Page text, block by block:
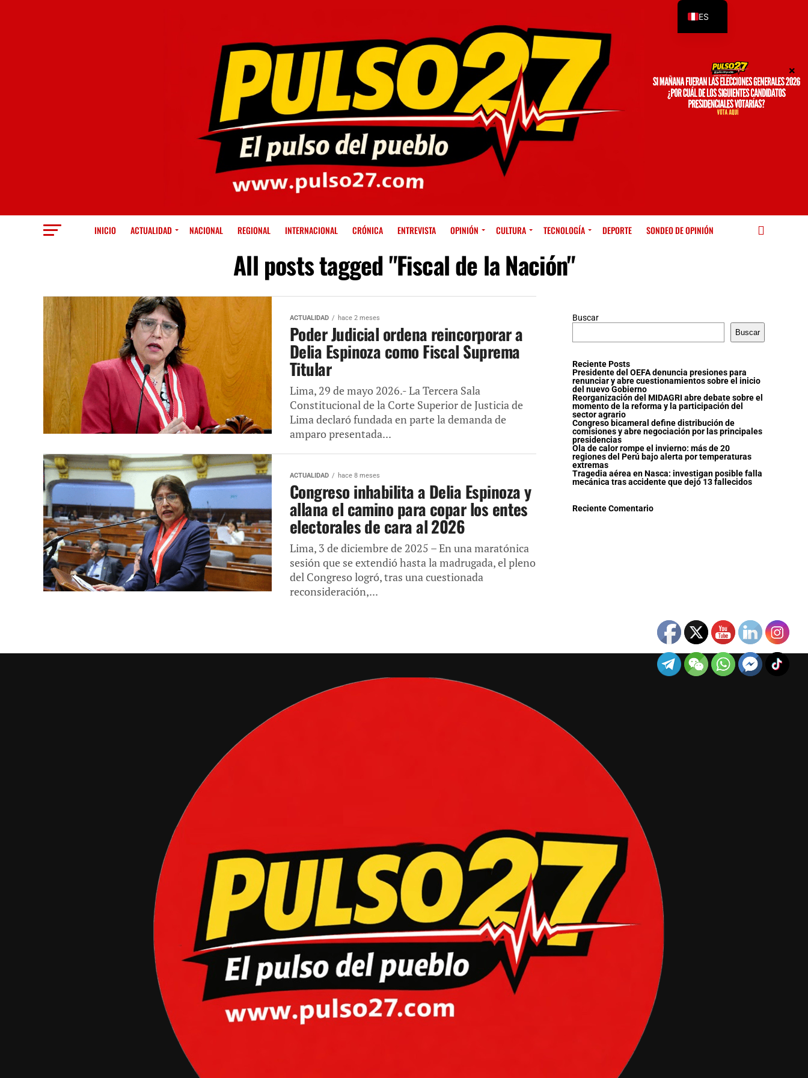
INICIO ACTUALIDAD NACIONAL REGIONAL INTERNACIONAL CRÓNICA ENTREVISTA OPINIÓN CULTURA TECNOLOGÍA DEPORTE SONDEO DE OPINIÓN
All posts tagged "Fiscal de la Nación"
ACTUALIDAD hace 2 meses
Poder Judicial ordena reincorporar a
Delia Espinoza como Fiscal Suprema
Titular
Lima, 29 de mayo 2026.- La Tercera Sala
Constitucional de la Corte Superior de Justicia de
Lima declaró fundada en parte la demanda de
amparo presentada...
ACTUALIDAD hace 8 meses
Congreso inhabilita a Delia Espinoza y
allana el camino para copar los entes
electorales de cara al 2026
Lima, 3 de diciembre de 2025 – En una maratónica
sesión que se extendió hasta la madrugada, el pleno
del Congreso logró, tras una cuestionada
reconsideración,...
Buscar
Buscar
Reciente Posts
Presidente del OEFA denuncia presiones para
renunciar y abre cuestionamientos sobre el inicio
del nuevo Gobierno
Reorganización del MIDAGRI abre debate sobre el
momento de la reforma y la participación del
sector agrario
Congreso bicameral define distribución de
comisiones y abre negociación por las principales
presidencias
Ola de calor rompe el invierno: más de 20
regiones del Perú bajo alerta por temperaturas
extremas
Tragedia aérea en Nasca: investigan posible falla
mecánica tras accidente que dejó 13 fallecidos
Reciente Comentario
ES
EN